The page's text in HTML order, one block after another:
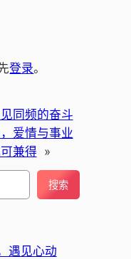
登录。
同频的奋斗
爱情与事业
兼得 »
搜索
遇见心动